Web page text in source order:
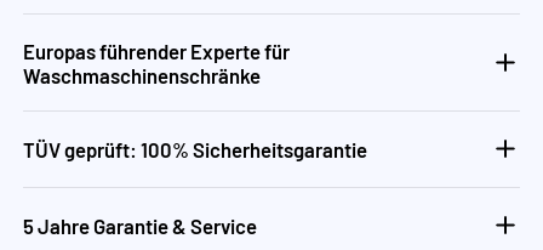
Europas führender Experte für
Waschmaschinenschränke
TÜV geprüft: 100% Sicherheitsgarantie
5 Jahre Garantie & Service